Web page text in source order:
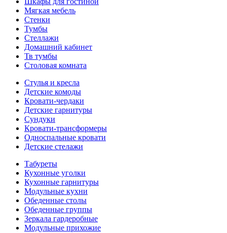
Мягкая мебель
Стенки
Тумбы
Стеллажи
Домашний кабинет
Тв тумбы
Столовая комната
Стулья и кресла
Детские комоды
Кровати-чердаки
Детские гарнитуры
Сундуки
Кровати-трансформеры
Односпальные кровати
Детские стелажи
Табуреты
Кухонные уголки
Кухонные гарнитуры
Модульные кухни
Обеденные столы
Обеденные группы
Зеркала гардеробные
Модульные прихожие